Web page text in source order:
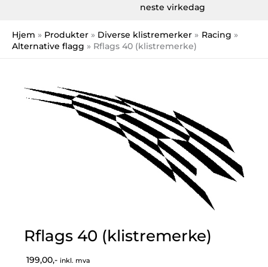
neste virkedag
Hjem Produkter Diverse klistremerker
Racing
Alternative flagg
Rflags 40 (klistremerke)
Rflags 40 (klistremerke)
199,00,- inkl. mva